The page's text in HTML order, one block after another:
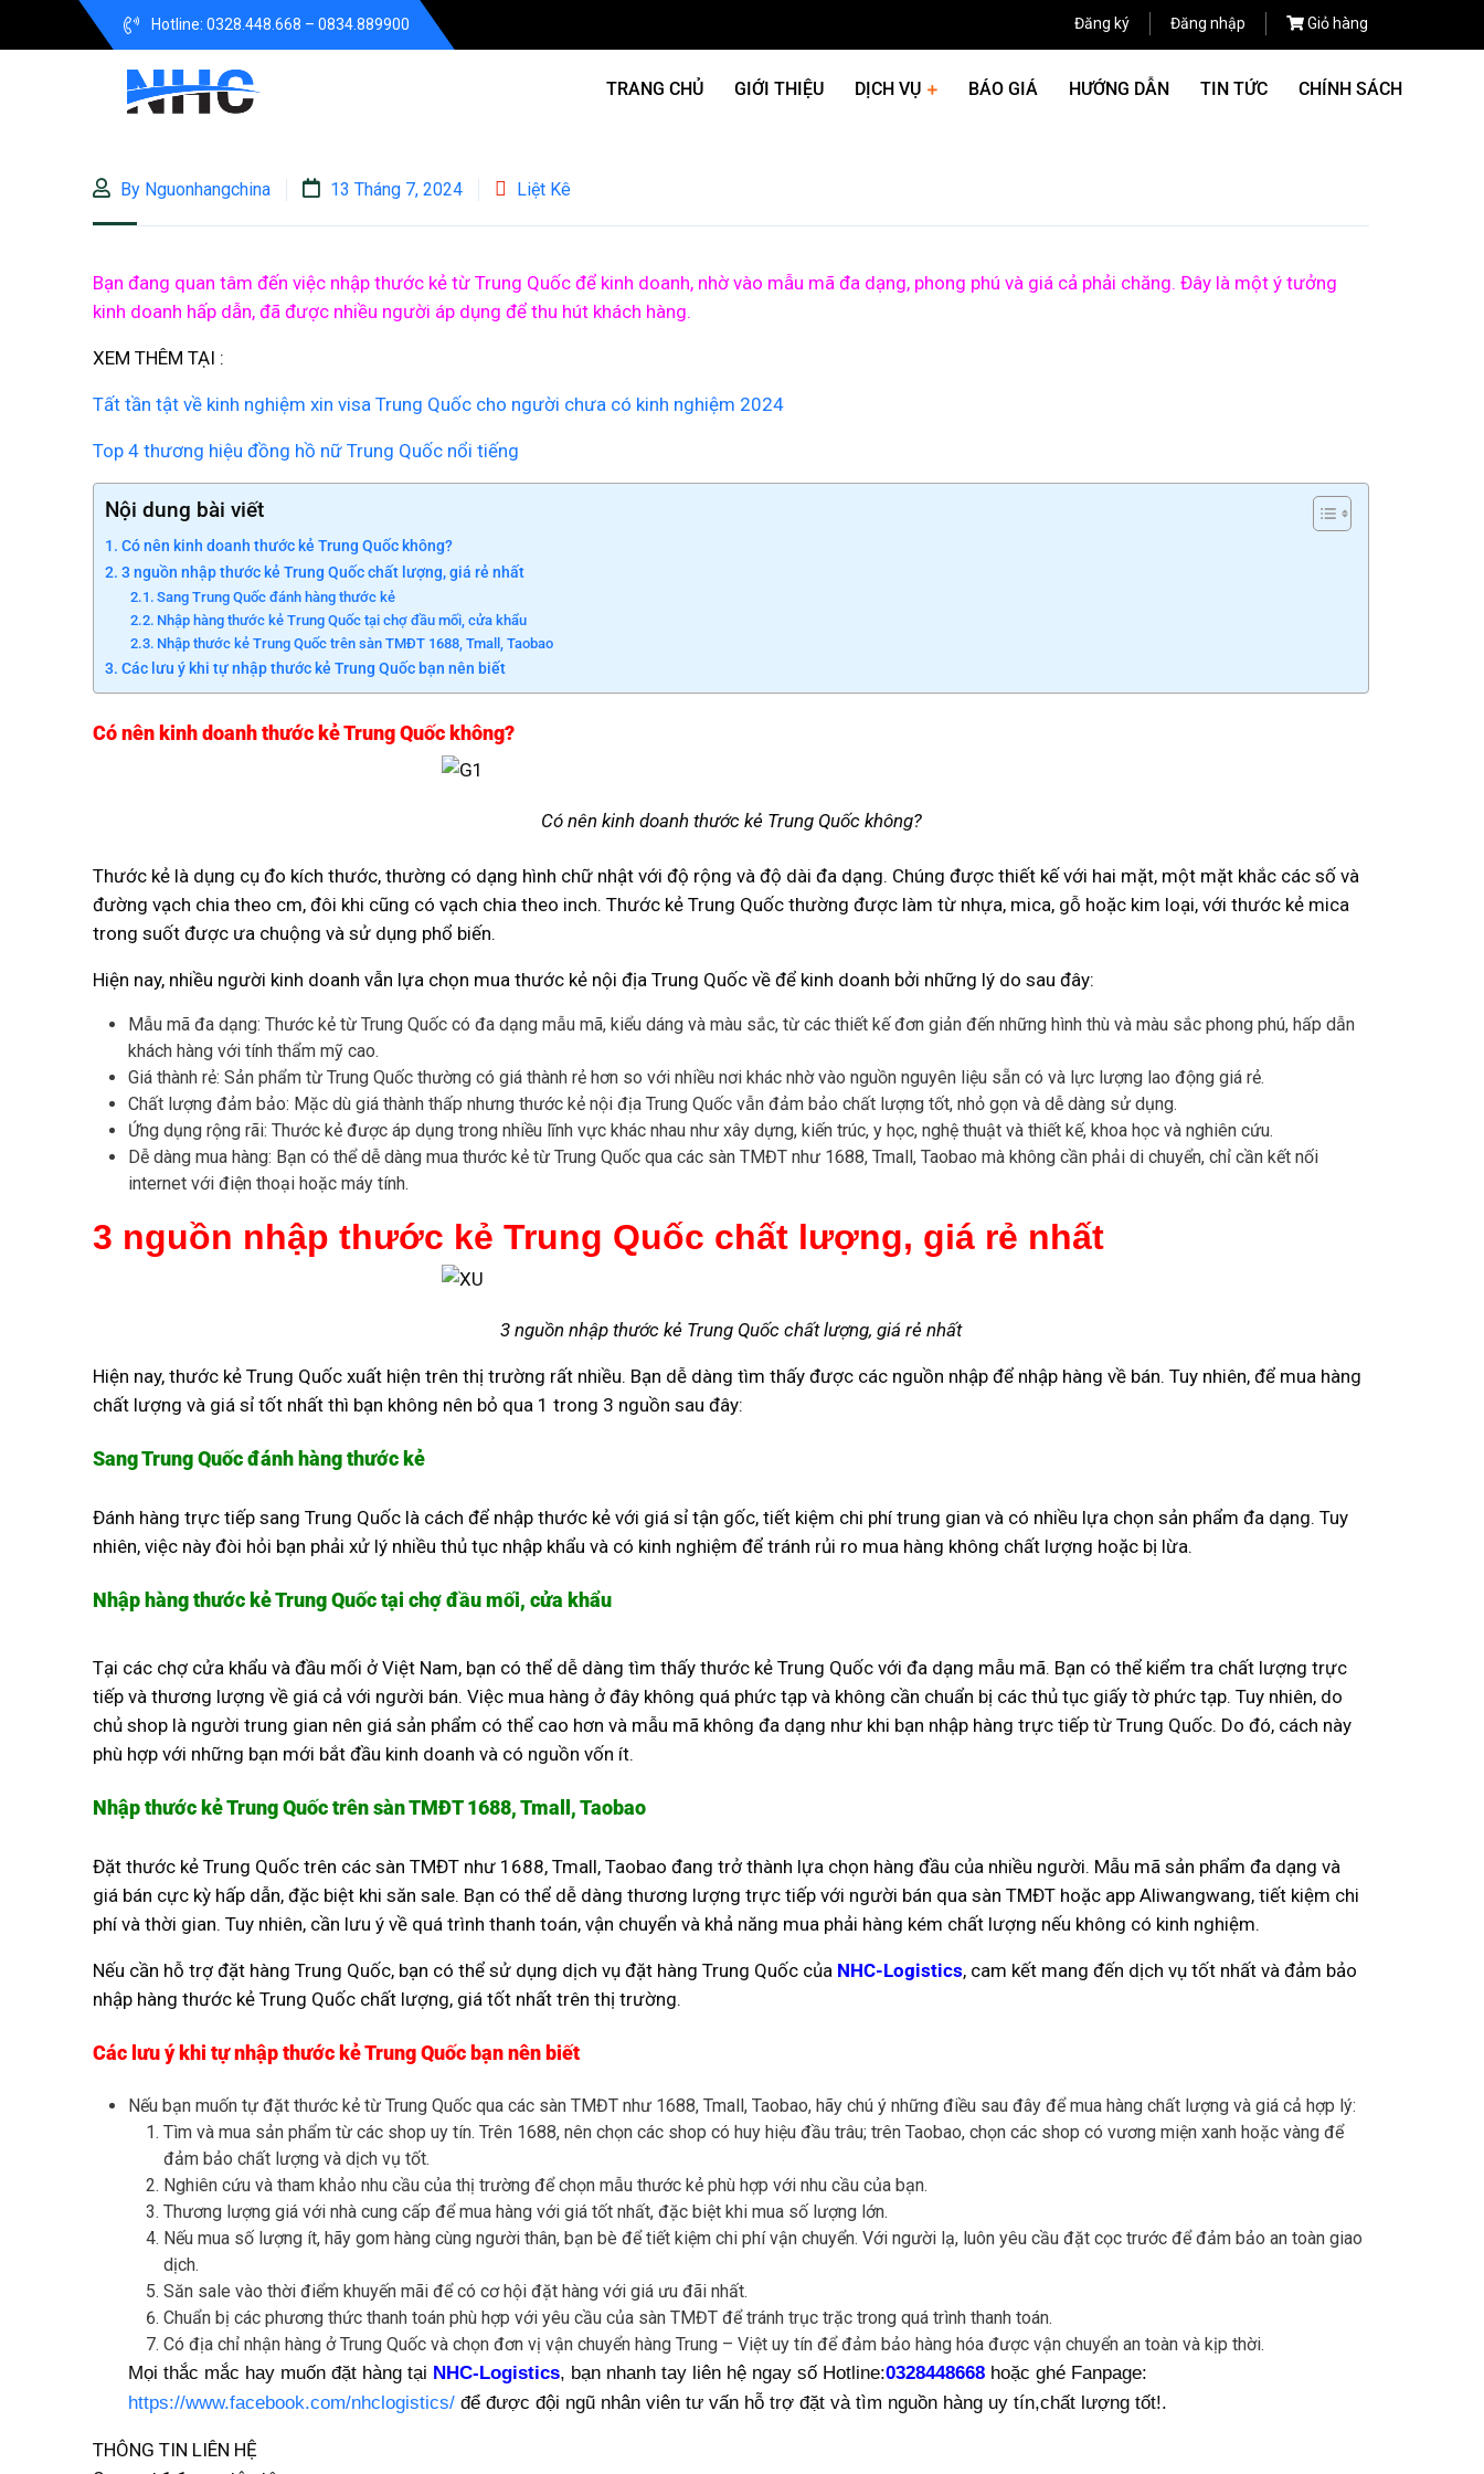
Hotline: 0328.448.668 – 0834.889900 Đăng ký Đăng nhập Giỏ hàng
TRANG CHỦ GIỚI THIỆU DỊCH VỤ BÁO GIÁ HƯỚNG DẪN TIN TỨC CHÍNH SÁCH
By Nguonhangchina 13 Tháng 7, 2024 Liệt Kê
Bạn đang quan tâm đến việc nhập thước kẻ từ Trung Quốc để kinh doanh, nhờ vào mẫu mã đa dạng, phong phú và giá cả phải chăng. Đây là một ý tưởng
kinh doanh hấp dẫn, đã được nhiều người áp dụng để thu hút khách hàng.
XEM THÊM TẠI :
Tất tần tật về kinh nghiệm xin visa Trung Quốc cho người chưa có kinh nghiệm 2024
Top 4 thương hiệu đồng hồ nữ Trung Quốc nổi tiếng
Nội dung bài viết
Có nên kinh doanh thước kẻ Trung Quốc không?
3 nguồn nhập thước kẻ Trung Quốc chất lượng, giá rẻ nhất
Sang Trung Quốc đánh hàng thước kẻ
Nhập hàng thước kẻ Trung Quốc tại chợ đầu mối, cửa khẩu
Nhập thước kẻ Trung Quốc trên sàn TMĐT 1688, Tmall, Taobao
Các lưu ý khi tự nhập thước kẻ Trung Quốc bạn nên biết
Có nên kinh doanh thước kẻ Trung Quốc không?
Có nên kinh doanh thước kẻ Trung Quốc không?
Thước kẻ là dụng cụ đo kích thước, thường có dạng hình chữ nhật với độ rộng và độ dài đa dạng. Chúng được thiết kế với hai mặt, một mặt khắc các số và
đường vạch chia theo cm, đôi khi cũng có vạch chia theo inch. Thước kẻ Trung Quốc thường được làm từ nhựa, mica, gỗ hoặc kim loại, với thước kẻ mica
trong suốt được ưa chuộng và sử dụng phổ biến.
Hiện nay, nhiều người kinh doanh vẫn lựa chọn mua thước kẻ nội địa Trung Quốc về để kinh doanh bởi những lý do sau đây:
Mẫu mã đa dạng: Thước kẻ từ Trung Quốc có đa dạng mẫu mã, kiểu dáng và màu sắc, từ các thiết kế đơn giản đến những hình thù và màu sắc phong phú, hấp dẫn
khách hàng với tính thẩm mỹ cao.
Giá thành rẻ: Sản phẩm từ Trung Quốc thường có giá thành rẻ hơn so với nhiều nơi khác nhờ vào nguồn nguyên liệu sẵn có và lực lượng lao động giá rẻ.
Chất lượng đảm bảo: Mặc dù giá thành thấp nhưng thước kẻ nội địa Trung Quốc vẫn đảm bảo chất lượng tốt, nhỏ gọn và dễ dàng sử dụng.
Ứng dụng rộng rãi: Thước kẻ được áp dụng trong nhiều lĩnh vực khác nhau như xây dựng, kiến trúc, y học, nghệ thuật và thiết kế, khoa học và nghiên cứu.
Dễ dàng mua hàng: Bạn có thể dễ dàng mua thước kẻ từ Trung Quốc qua các sàn TMĐT như 1688, Tmall, Taobao mà không cần phải di chuyển, chỉ cần kết nối
internet với điện thoại hoặc máy tính.
3 nguồn nhập thước kẻ Trung Quốc chất lượng, giá rẻ nhất
3 nguồn nhập thước kẻ Trung Quốc chất lượng, giá rẻ nhất
Hiện nay, thước kẻ Trung Quốc xuất hiện trên thị trường rất nhiều. Bạn dễ dàng tìm thấy được các nguồn nhập để nhập hàng về bán. Tuy nhiên, để mua hàng
chất lượng và giá sỉ tốt nhất thì bạn không nên bỏ qua 1 trong 3 nguồn sau đây:
Sang Trung Quốc đánh hàng thước kẻ
Đánh hàng trực tiếp sang Trung Quốc là cách để nhập thước kẻ với giá sỉ tận gốc, tiết kiệm chi phí trung gian và có nhiều lựa chọn sản phẩm đa dạng. Tuy
nhiên, việc này đòi hỏi bạn phải xử lý nhiều thủ tục nhập khẩu và có kinh nghiệm để tránh rủi ro mua hàng không chất lượng hoặc bị lừa.
Nhập hàng thước kẻ Trung Quốc tại chợ đầu mối, cửa khẩu
Tại các chợ cửa khẩu và đầu mối ở Việt Nam, bạn có thể dễ dàng tìm thấy thước kẻ Trung Quốc với đa dạng mẫu mã. Bạn có thể kiểm tra chất lượng trực
tiếp và thương lượng về giá cả với người bán. Việc mua hàng ở đây không quá phức tạp và không cần chuẩn bị các thủ tục giấy tờ phức tạp. Tuy nhiên, do
chủ shop là người trung gian nên giá sản phẩm có thể cao hơn và mẫu mã không đa dạng như khi bạn nhập hàng trực tiếp từ Trung Quốc. Do đó, cách này
phù hợp với những bạn mới bắt đầu kinh doanh và có nguồn vốn ít.
Nhập thước kẻ Trung Quốc trên sàn TMĐT 1688, Tmall, Taobao
Đặt thước kẻ Trung Quốc trên các sàn TMĐT như 1688, Tmall, Taobao đang trở thành lựa chọn hàng đầu của nhiều người. Mẫu mã sản phẩm đa dạng và
giá bán cực kỳ hấp dẫn, đặc biệt khi săn sale. Bạn có thể dễ dàng thương lượng trực tiếp với người bán qua sàn TMĐT hoặc app Aliwangwang, tiết kiệm chi
phí và thời gian. Tuy nhiên, cần lưu ý về quá trình thanh toán, vận chuyển và khả năng mua phải hàng kém chất lượng nếu không có kinh nghiệm.
Nếu cần hỗ trợ đặt hàng Trung Quốc, bạn có thể sử dụng dịch vụ đặt hàng Trung Quốc của NHC-Logistics, cam kết mang đến dịch vụ tốt nhất và đảm bảo
nhập hàng thước kẻ Trung Quốc chất lượng, giá tốt nhất trên thị trường.
Các lưu ý khi tự nhập thước kẻ Trung Quốc bạn nên biết
Nếu bạn muốn tự đặt thước kẻ từ Trung Quốc qua các sàn TMĐT như 1688, Tmall, Taobao, hãy chú ý những điều sau đây để mua hàng chất lượng và giá cả hợp lý:
Tìm và mua sản phẩm từ các shop uy tín. Trên 1688, nên chọn các shop có huy hiệu đầu trâu; trên Taobao, chọn các shop có vương miện xanh hoặc vàng để
đảm bảo chất lượng và dịch vụ tốt.
Nghiên cứu và tham khảo nhu cầu của thị trường để chọn mẫu thước kẻ phù hợp với nhu cầu của bạn.
Thương lượng giá với nhà cung cấp để mua hàng với giá tốt nhất, đặc biệt khi mua số lượng lớn.
Nếu mua số lượng ít, hãy gom hàng cùng người thân, bạn bè để tiết kiệm chi phí vận chuyển. Với người lạ, luôn yêu cầu đặt cọc trước để đảm bảo an toàn giao
dịch.
Săn sale vào thời điểm khuyến mãi để có cơ hội đặt hàng với giá ưu đãi nhất.
Chuẩn bị các phương thức thanh toán phù hợp với yêu cầu của sàn TMĐT để tránh trục trặc trong quá trình thanh toán.
Có địa chỉ nhận hàng ở Trung Quốc và chọn đơn vị vận chuyển hàng Trung – Việt uy tín để đảm bảo hàng hóa được vận chuyển an toàn và kịp thời.
Mọi thắc mắc hay muốn đặt hàng tại NHC-Logistics, bạn nhanh tay liên hệ ngay số Hotline:0328448668 hoặc ghé Fanpage:
https://www.facebook.com/nhclogistics/ để được đội ngũ nhân viên tư vấn hỗ trợ đặt và tìm nguồn hàng uy tín,chất lượng tốt!.
THÔNG TIN LIÊN HỆ